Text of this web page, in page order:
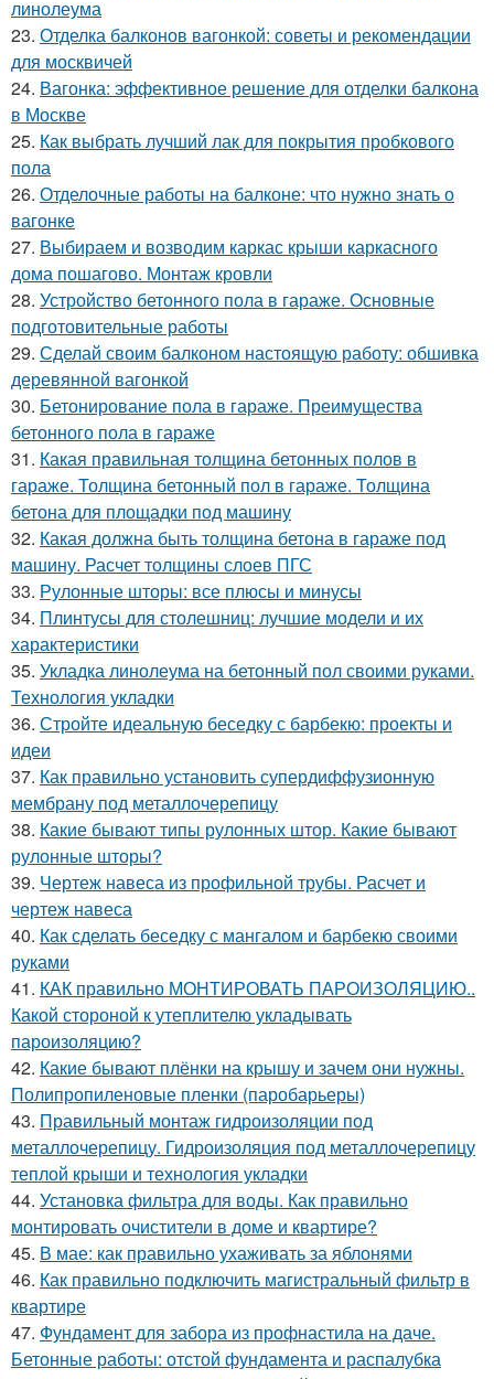
линолеума
23. Отделка балконов вагонкой: советы и рекомендации
для москвичей
24. Вагонка: эффективное решение для отделки балкона
в Москве
25. Как выбрать лучший лак для покрытия пробкового
пола
26. Отделочные работы на балконе: что нужно знать о
вагонке
27. Выбираем и возводим каркас крыши каркасного
дома пошагово. Монтаж кровли
28. Устройство бетонного пола в гараже. Основные
подготовительные работы
29. Сделай своим балконом настоящую работу: обшивка
деревянной вагонкой
30. Бетонирование пола в гараже. Преимущества
бетонного пола в гараже
31. Какая правильная толщина бетонных полов в
гараже. Толщина бетонный пол в гараже. Толщина
бетона для площадки под машину
32. Какая должна быть толщина бетона в гараже под
машину. Расчет толщины слоев ПГС
33. Рулонные шторы: все плюсы и минусы
34. Плинтусы для столешниц: лучшие модели и их
характеристики
35. Укладка линолеума на бетонный пол своими руками.
Технология укладки
36. Стройте идеальную беседку с барбекю: проекты и
идеи
37. Как правильно установить супердиффузионную
мембрану под металлочерепицу
38. Какие бывают типы рулонных штор. Какие бывают
рулонные шторы?
39. Чертеж навеса из профильной трубы. Расчет и
чертеж навеса
40. Как сделать беседку с мангалом и барбекю своими
руками
41. КАК правильно МОНТИРОВАТЬ ПАРОИЗОЛЯЦИЮ..
Какой стороной к утеплителю укладывать
пароизоляцию?
42. Какие бывают плёнки на крышу и зачем они нужны.
Полипропиленовые пленки (паробарьеры)
43. Правильный монтаж гидроизоляции под
металлочерепицу. Гидроизоляция под металлочерепицу
теплой крыши и технология укладки
44. Установка фильтра для воды. Как правильно
монтировать очистители в доме и квартире?
45. В мае: как правильно ухаживать за яблонями
46. Как правильно подключить магистральный фильтр в
квартире
47. Фундамент для забора из профнастила на даче.
Бетонные работы: отстой фундамента и распалубка